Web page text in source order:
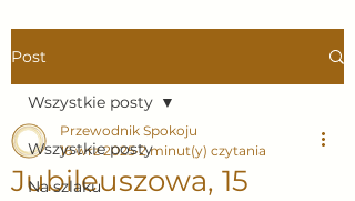
Post
Wszystkie posty
Na szlaku
Wszystkie posty
Jubileuszowa, 15
Przewodnik Spokoju
16 wrz 2025 2 minut(y) czytania